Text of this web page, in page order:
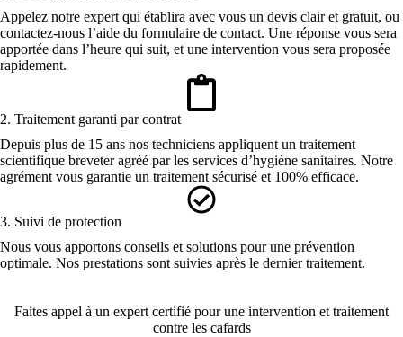
Appelez notre expert qui établira avec vous un devis clair et gratuit, ou
contactez-nous l’aide du formulaire de contact. Une réponse vous sera
apportée dans l’heure qui suit, et une intervention vous sera proposée
rapidement.
2. Traitement garanti par contrat
Depuis plus de 15 ans nos techniciens appliquent un traitement
scientifique breveter agréé par les services d’hygiène sanitaires. Notre
agrément vous garantie un traitement sécurisé et 100% efficace.
3. Suivi de protection
Nous vous apportons conseils et solutions pour une prévention
optimale. Nos prestations sont suivies après le dernier traitement.
Faites appel à un expert certifié pour une intervention et traitement
contre les cafards